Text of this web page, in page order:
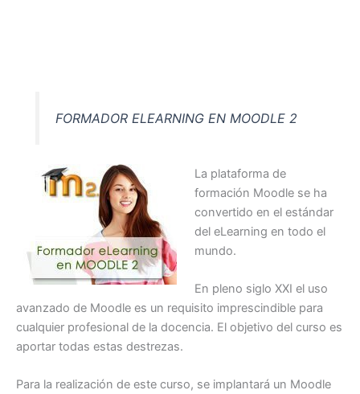
FORMADOR ELEARNING EN MOODLE 2
La plataforma de
formación Moodle se ha
convertido en el estándar
del eLearning en todo el
mundo.
En pleno siglo XXI el uso
avanzado de Moodle es un requisito imprescindible para
cualquier profesional de la docencia. El objetivo del curso es
aportar todas estas destrezas.
Para la realización de este curso, se implantará un Moodle